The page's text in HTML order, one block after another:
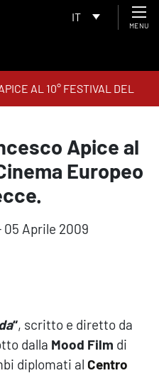
IT
MENU
AL 10° FESTIVAL DEL
DI LECCE.
Apice al
Europeo
05 Aprile 2009
“, scritto e diretto da
dalla Mood Film di
diplomati al Centro